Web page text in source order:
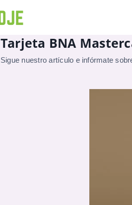
Tarjeta BNA
Sigue nuestro artículo e infórmate